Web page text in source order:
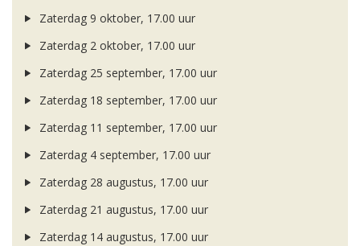
Zaterdag 9 oktober, 17.00 uur
Zaterdag 2 oktober, 17.00 uur
Zaterdag 25 september, 17.00 uur
Zaterdag 18 september, 17.00 uur
Zaterdag 11 september, 17.00 uur
Zaterdag 4 september, 17.00 uur
Zaterdag 28 augustus, 17.00 uur
Zaterdag 21 augustus, 17.00 uur
Zaterdag 14 augustus, 17.00 uur